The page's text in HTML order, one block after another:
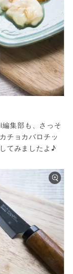
集部も、さっそ
チョカバロチッ
てみましたよ♪